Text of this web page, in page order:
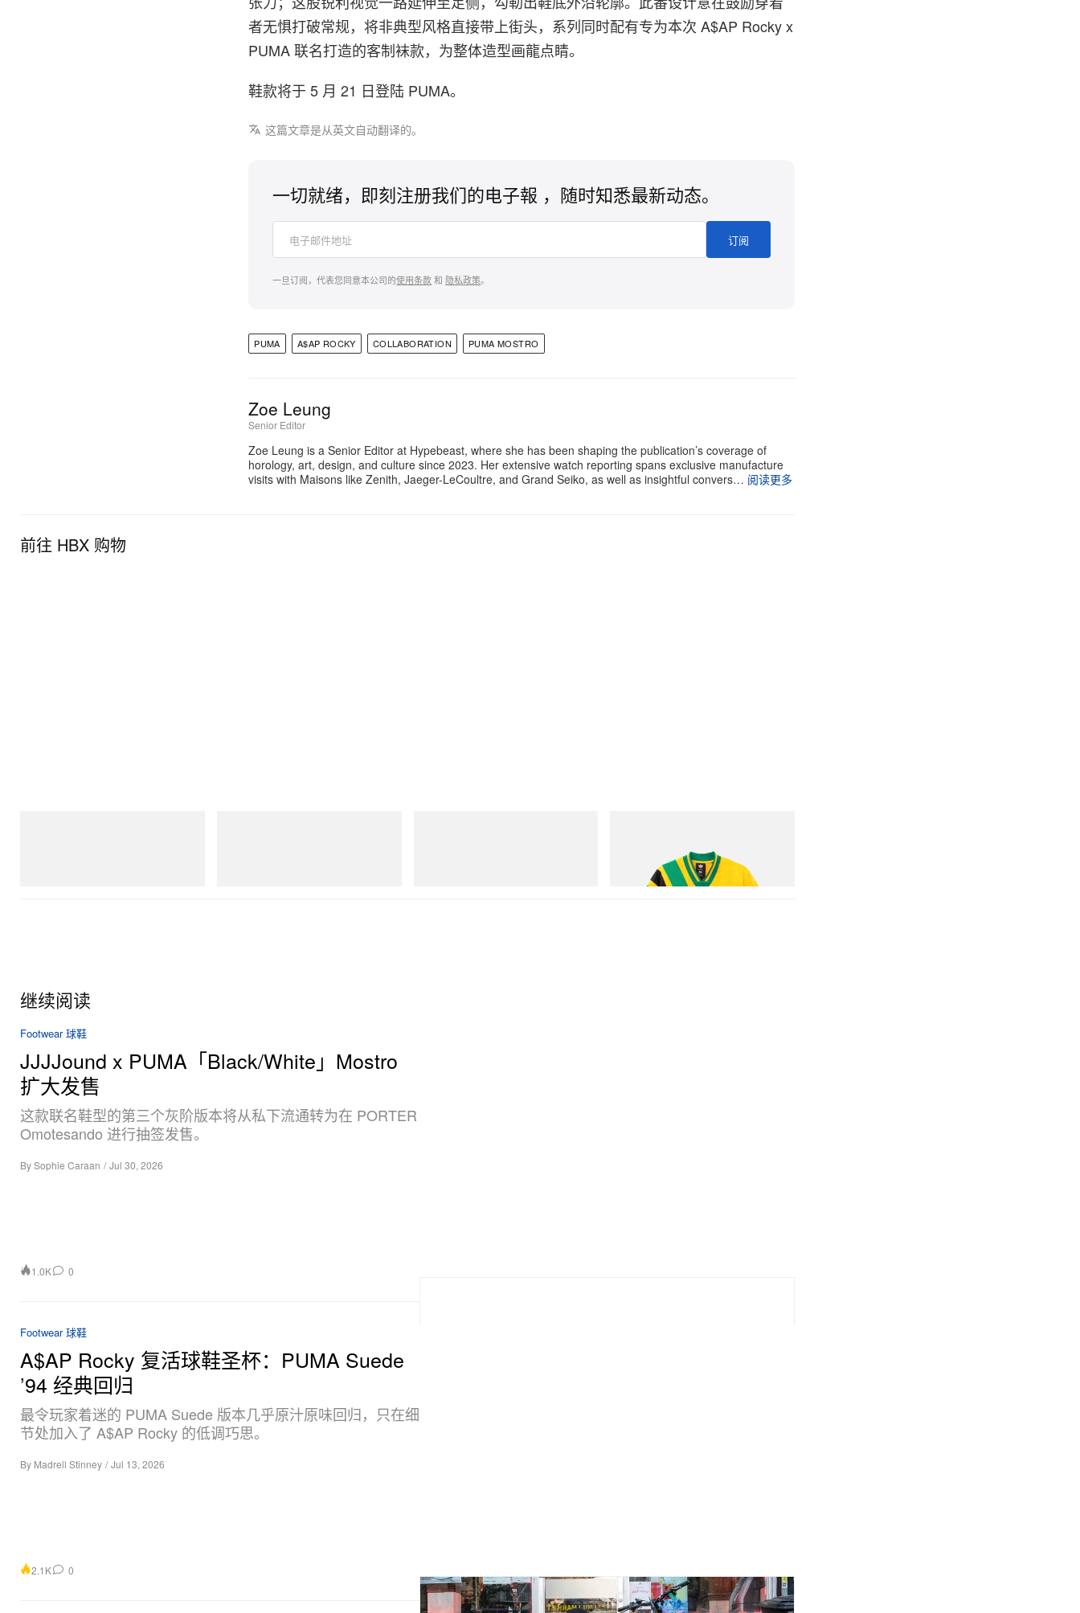
者无惧打破常规，将非典型风格直接带上街头，系列同时配有专为本次 A$AP Rocky x
PUMA 联名打造的客制袜款，为整体造型画龍点睛。
鞋款将于 5 月 21 日登陆 PUMA。
这篇文章是从英文自动翻译的。
一切就绪，即刻注册我们的电子報 ，随时知悉最新动态。
订阅
一旦订阅，代表您同意本公司的使用条款和 隐私政策。
PUMA A$AP ROCKY COLLABORATION PUMA MOSTRO
Zoe Leung
Senior Editor
Zoe Leung is a Senior Editor at Hypebeast, where she has been shaping the publication’s coverage of
horology, art, design, and culture since 2023. Her extensive watch reporting spans exclusive manufacture
visits with Maisons like Zenith, Jaeger-LeCoultre, and Grand Seiko, as well as insightful convers… 阅读更多
前往 HBX 购物
继续阅读
Footwear 球鞋
JJJJound x PUMA「Black/White」Mostro
扩大发售
这款联名鞋型的第三个灰阶版本将从私下流通转为在 PORTER
Omotesando 进行抽签发售。
BySophie Caraan / Jul 30, 2026
1.0K 0
Footwear 球鞋
A$AP Rocky 复活球鞋圣杯：PUMA Suede
’94 经典回归
最令玩家着迷的 PUMA Suede 版本几乎原汁原味回归，只在细
节处加入了 A$AP Rocky 的低调巧思。
By Madrell Stinney / Jul 13, 2026
2.1K 0